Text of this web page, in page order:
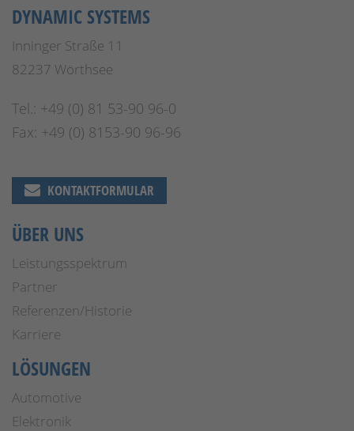
DYNAMIC SYSTEMS
Inninger Straße 11
82237 Wörthsee
Tel.: +49 (0) 81 53-90 96-0
Fax: +49 (0) 8153-90 96-96
KONTAKTFORMULAR
ÜBER UNS
Leistungsspektrum
Partner
Referenzen/Historie
Karriere
LÖSUNGEN
Automotive
Elektronik